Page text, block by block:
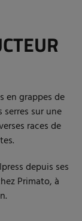
en grappes de
serres sur une
races de
depuis ses
Primato, à